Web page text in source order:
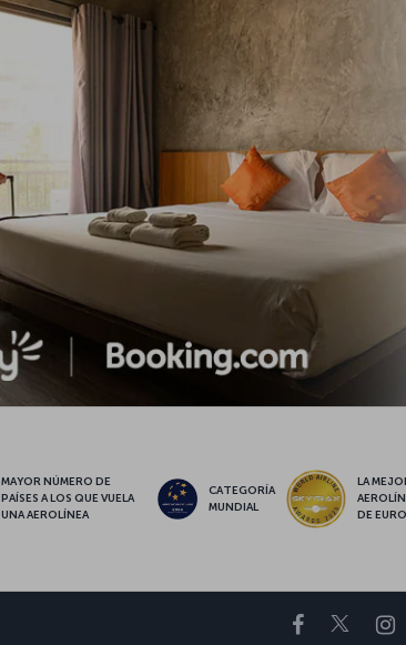
MAYOR NÚMERO DE
PAÍSES A LOS QUE VUELA
UNA AEROLÍNEA
CATEGORÍA
MUNDIAL
LA
DE
Facebook
Twitter